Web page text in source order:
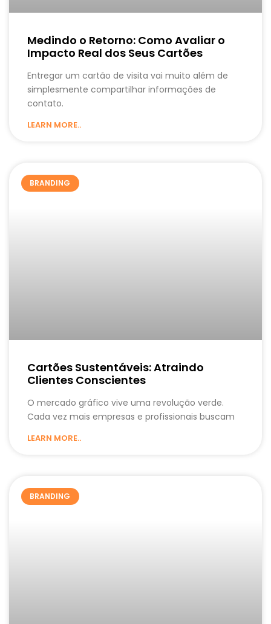
Medindo o Retorno: Como Avaliar o
Impacto Real dos Seus Cartões
Entregar um cartão de visita vai muito além de
simplesmente compartilhar informações de
contato.
LEARN MORE..
BRANDING
Cartões Sustentáveis: Atraindo
Clientes Conscientes
O mercado gráfico vive uma revolução verde.
Cada vez mais empresas e profissionais buscam
LEARN MORE..
BRANDING